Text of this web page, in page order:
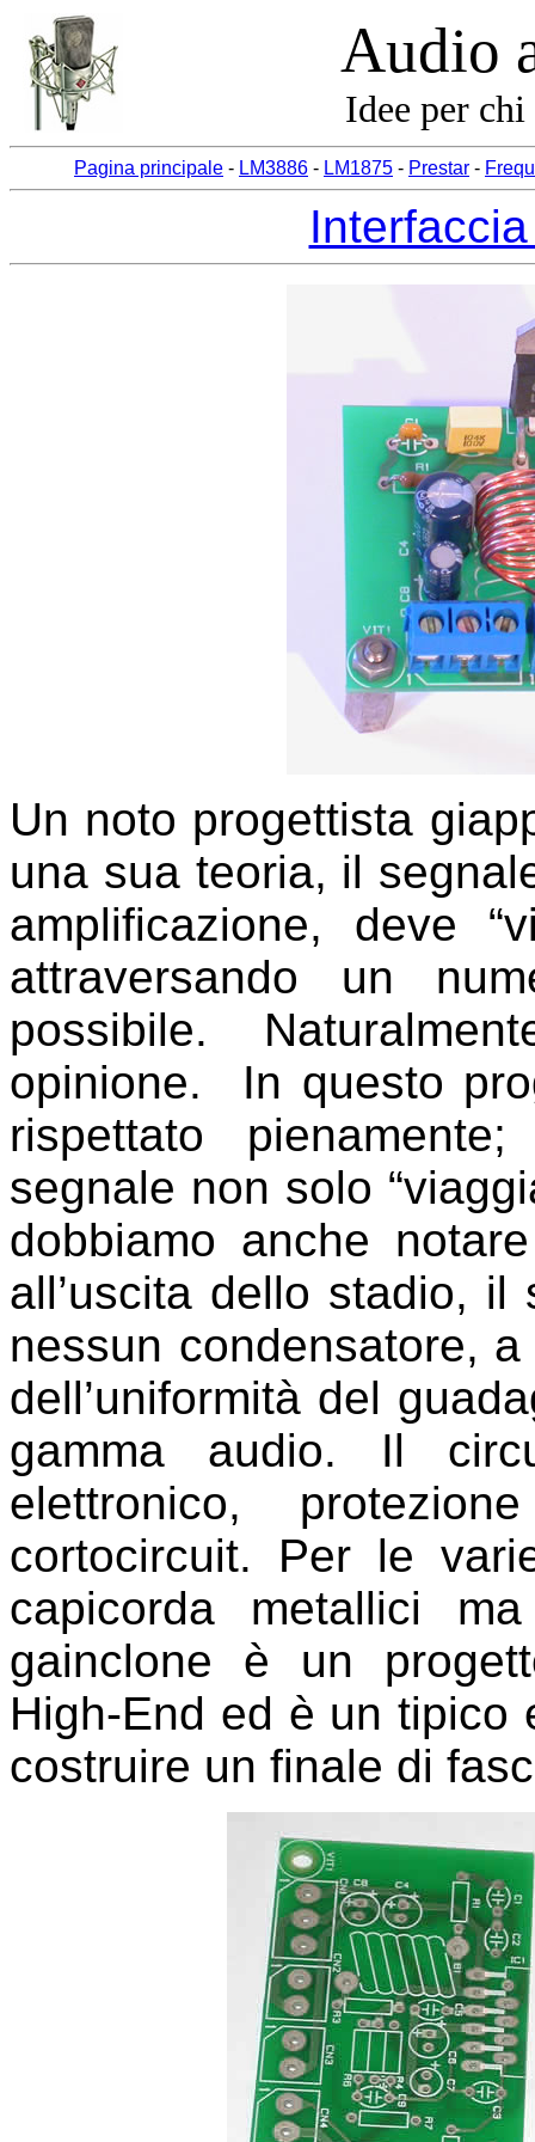
Audio
Idee per
Pagina principale - LM3886 - LM1875 - Prestar -
Un noto progettista
una sua teoria, il
amplificazione, deve
attraversando un
possibile.
opinione. In questo
rispettato
segnale non solo
dobbiamo anche
all’uscita dello stadio,
nessun condensatore,
dell’uniformità del
gamma audio. Il
elettronico,
cortocircuit. Per le
capicorda metallici
gainclone è un
High-End ed è un tipico
costruire un finale di